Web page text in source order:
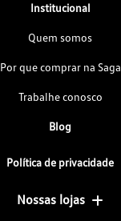
Institucional
Quem somos
Por que comprar na Saga
Trabalhe conosco
Blog
Política de privacidade
Nossas lojas